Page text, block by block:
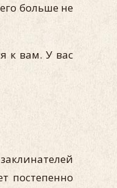
больше не
к вам. У вас
постепенно